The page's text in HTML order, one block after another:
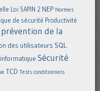
Loi SAPIN 2 NEP Normes
de sécurité Productivité
prévention de la
des utilisateurs SQL
Sécurité
TCD Tests conditionnels